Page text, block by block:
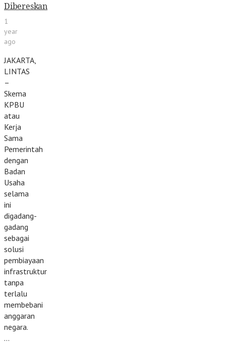
Dibereskan
1
year
ago
JAKARTA,
LINTAS
–
Skema
KPBU
atau
Kerja
Sama
Pemerintah
dengan
Badan
Usaha
selama
ini
digadang-
gadang
sebagai
solusi
pembiayaan
infrastruktur
tanpa
terlalu
membebani
anggaran
negara.
…